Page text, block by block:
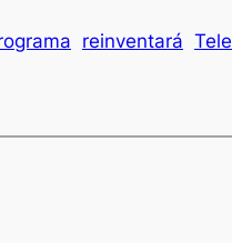
reinventará Tele